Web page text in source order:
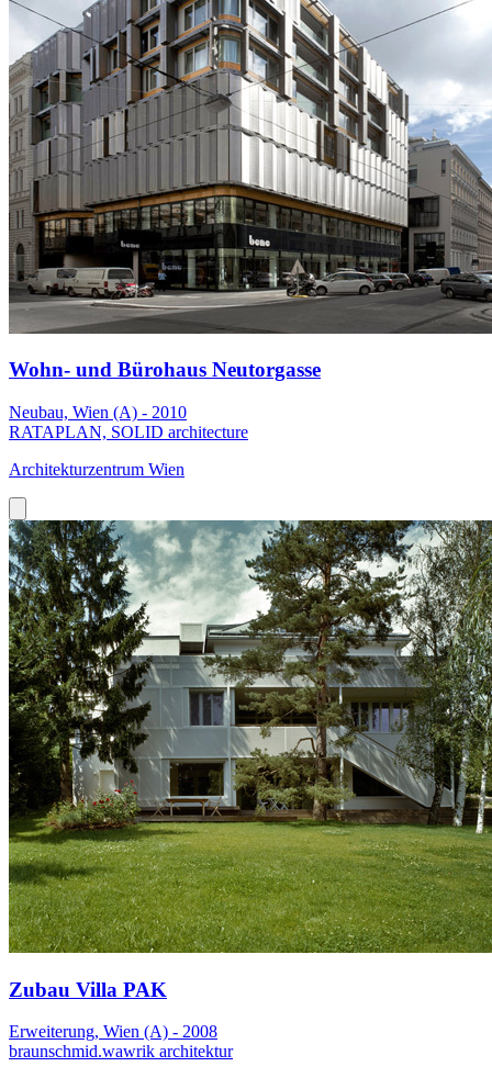
Wohn- und Bürohaus Neutorgasse
Neubau, Wien (A) - 2010
RATAPLAN, SOLID architecture
Architekturzentrum Wien
Zubau Villa PAK
Erweiterung, Wien (A) - 2008
braunschmid.wawrik architektur